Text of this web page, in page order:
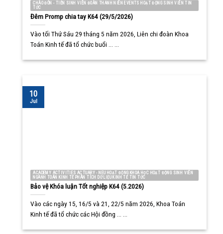
CHÀO ĐÓN - TIỄN SINH VIÊN ĐOÀN THANH NIÊN EVENTS HOẠT ĐỘNG SINH VIÊN TIN
TỨC
Đêm Promp chia tay K64 (29/5/2026)
Vào tối Thứ Sáu 29 tháng 5 năm 2026, Liên chi đoàn Khoa
Toán Kinh tế đã tổ chức buổi ... ...
ACADEMY ACTIVITIES ACTUARY - NEU HOẠT ĐỘNG KHOA HỌC HOẠT ĐỘNG SINH VIÊN
NGÀNH TOÁN KINH TẾ PHÂN TÍCH DỮ LIỆU KINH TẾ TIN TỨC
Bảo vệ Khóa luận Tốt nghiệp K64 (5.2026)
Vào các ngày 15, 16/5 và 21, 22/5 năm 2026, Khoa Toán
Kinh tế đã tổ chức các Hội đồng ... ...
10
Jul